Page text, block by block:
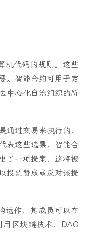
机代码的规则。这些
。智能合约可用于定
中心化自治组织的所
通过交易来执行的，
表这些选票，智能合
了一项提案，这将被
投票赞成或反对该提
运作，其成员可以在
区块链技术，DAO